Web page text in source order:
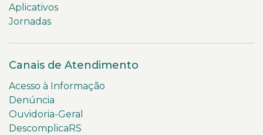
Aplicativos
Jornadas
Canais de Atendimento
Acesso à Informação
Denúncia
Ouvidoria-Geral
DescomplicaRS